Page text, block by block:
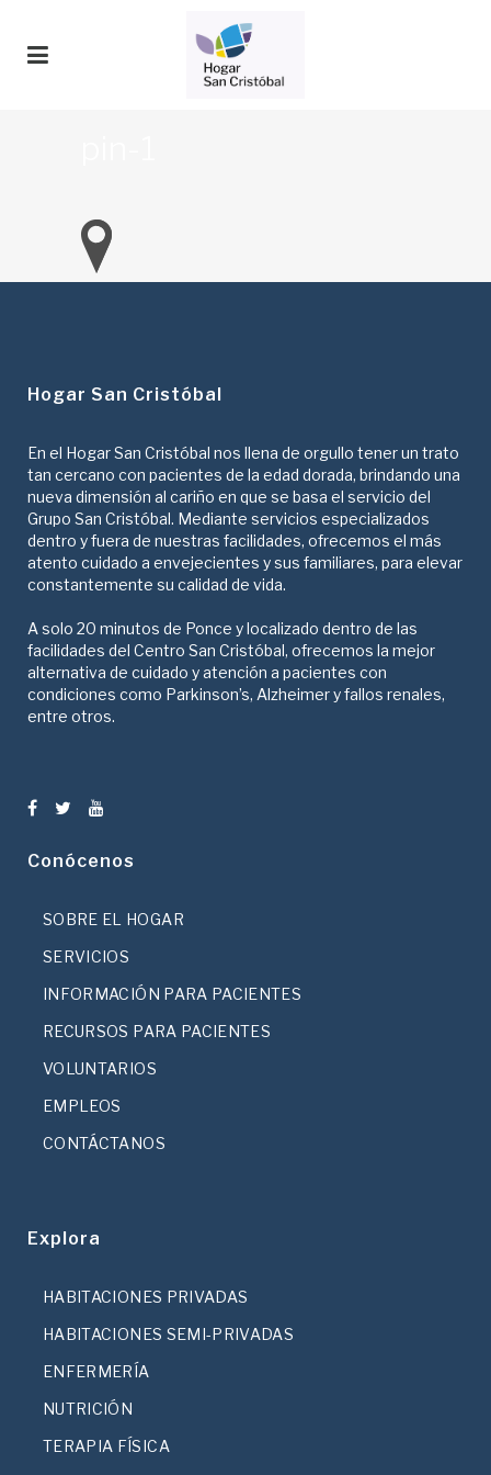
Hogar San Cristóbal
En el Hogar San Cristóbal nos llena de orgullo tener un trato
tan cercano con pacientes de la edad dorada, brindando una
nueva dimensión al cariño en que se basa el servicio del
Grupo San Cristóbal. Mediante servicios especializados
dentro y fuera de nuestras facilidades, ofrecemos el más
atento cuidado a envejecientes y sus familiares, para elevar
constantemente su calidad de vida.
A solo 20 minutos de Ponce y localizado dentro de las
facilidades del Centro San Cristóbal, ofrecemos la mejor
alternativa de cuidado y atención a pacientes con
condiciones como Parkinson’s, Alzheimer y fallos renales,
entre otros.
Conócenos
SOBRE EL HOGAR
SERVICIOS
INFORMACIÓN PARA PACIENTES
RECURSOS PARA PACIENTES
VOLUNTARIOS
EMPLEOS
CONTÁCTANOS
Explora
HABITACIONES PRIVADAS
HABITACIONES SEMI-PRIVADAS
ENFERMERÍA
NUTRICIÓN
TERAPIA FÍSICA